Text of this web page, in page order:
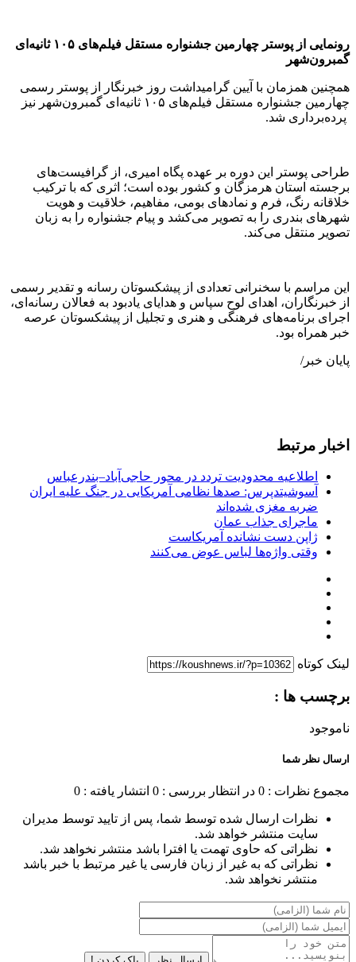
رونمایی از پوستر چهارمین جشنواره مستقل فیلم‌های ۱۰۵ ثانیه‌ای
گمبرون‌شهر
همچنین همزمان با آیین گرامیداشت روز خبرنگار از پوستر رسمی
چهارمین جشنواره مستقل فیلم‌های ۱۰۵ ثانیه‌ای گمبرون‌شهر نیز
پرده‌برداری شد.
طراحی پوستر این دوره بر عهده پگاه امیری، از گرافیست‌های
برجسته استان هرمزگان و کشور بوده است؛ اثری که با ترکیب
خلاقانه رنگ، فرم و نمادهای بومی، مفاهیم، خلاقیت و هویت
شهرهای بندری را به تصویر می‌کشد و پیام جشنواره را به زبان
تصویر منتقل می‌کند.
این مراسم با سخنرانی تعدادی از پیشکسوتان رسانه و تقدیر رسمی
از خبرنگاران، اهدای لوح سپاس و هدایای یادبود به فعالان رسانه‌ای،
اجرای برنامه‌های فرهنگی و هنری و تجلیل از پیشکسوتان عرصه
خبر همراه بود.
پایان خبر/
اخبار مرتبط
اطلاعیه محدودیت تردد در محور حاجی‌آباد–بندرعباس
آسوشیتدپرس: صدها نظامی آمریکایی در جنگ علیه ایران
ضربه مغزی شده‌اند
ماجرای جذاب عمان
ژاپن دست نشانده آمریکاست
وقتی واژه‌ها لباس عوض می‌کنند
لینک کوتاه
برچسب ها :
ناموجود
ارسال نظر شما
مجموع نظرات : 0 در انتظار بررسی : 0 انتشار یافته : 0
نظرات ارسال شده توسط شما، پس از تایید توسط مدیران
سایت منتشر خواهد شد.
نظراتی که حاوی تهمت یا افترا باشد منتشر نخواهد شد.
نظراتی که به غیر از زبان فارسی یا غیر مرتبط با خبر باشد
منتشر نخواهد شد.